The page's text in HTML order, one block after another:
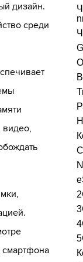
дизайн.
среди
видео,
смартфона